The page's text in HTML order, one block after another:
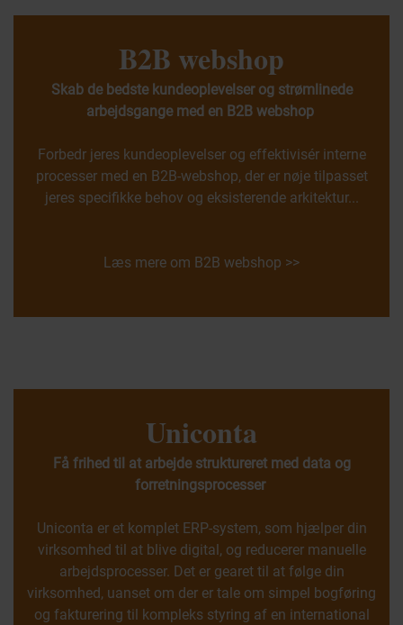
B2B webshop
Skab de bedste kundeoplevelser og strømlinede
arbejdsgange med en B2B webshop
Forbedr jeres kundeoplevelser og effektivisér interne
processer med en B2B-webshop, der er nøje tilpasset
jeres specifikke behov og eksisterende arkitektur...
Læs mere om B2B webshop >>
Uniconta
Få frihed til at arbejde struktureret med data og
forretningsprocesser
Uniconta er et komplet ERP-system, som hjælper din
virksomhed til at blive digital, og reducerer manuelle
arbejdsprocesser. Det er gearet til at følge din
virksomhed, uanset om der er tale om simpel bogføring
og fakturering til kompleks styring af en international